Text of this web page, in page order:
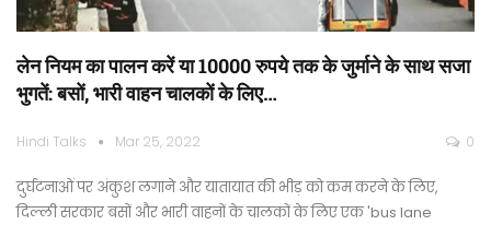
लेन नियम का पालन करें या 10000 रुपये तक के जुर्माने के साथ सजा
भुगतें: बसों, भारी वाहन चालकों के लिए…
Hindi Talks Mar 25, 2022 0
दुर्घटनाओं पर अंकुश लगाने और यातायात की भीड़ को कम करने के लिए,
दिल्ली सरकार बसों और भारी वाहनों के चालकों के लिए एक 'bus lane